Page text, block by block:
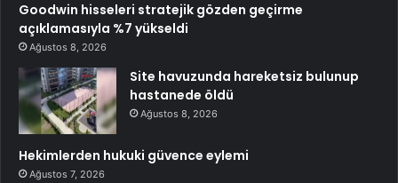
Goodwin hisseleri stratejik gözden geçirme
açıklamasıyla %7 yükseldi
Ağustos 8, 2026
Site havuzunda hareketsiz bulunup
hastanede öldü
Ağustos 8, 2026
Hekimlerden hukuki güvence eylemi
Ağustos 7, 2026